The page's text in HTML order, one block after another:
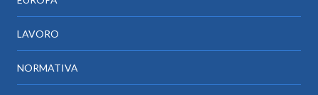
LAVORO
NORMATIVA